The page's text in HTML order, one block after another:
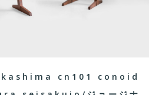
cn101 conoid